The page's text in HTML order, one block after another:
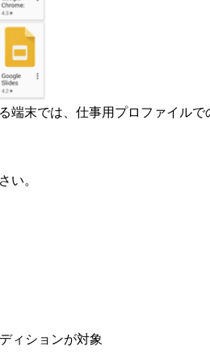
端末では、仕事用プロファイルで
い。
ィションが対象